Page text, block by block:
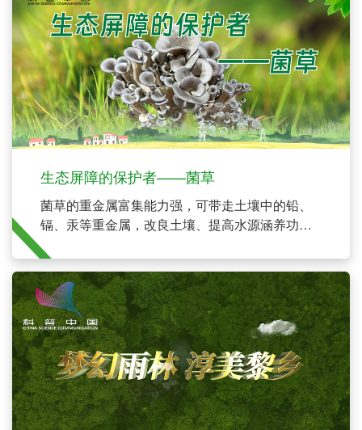
生态屏障的保护者——菌草
菌草的重金属富集能力强，可带走土壤中的铅、
镉、汞等重金属，改良土壤、提高水源涵养功能
和增加生物多样性。